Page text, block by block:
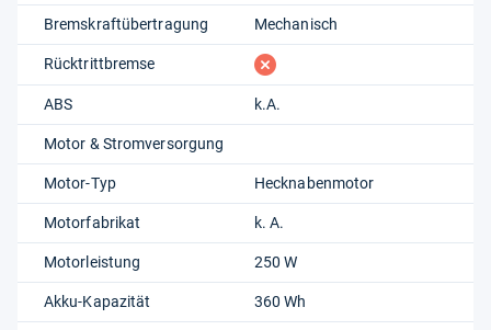
Bremskraftübertragung Mechanisch
Rücktrittbremse fehlt
ABS k.A.
Motor & Stromversorgung
Motor-Typ Hecknabenmotor
Motorfabrikat k. A.
Motorleistung 250 W
Akku-Kapazität 360 Wh